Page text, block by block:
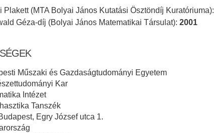
Plakett (MTA Bolyai János Kutatási Ösztöndíj Kuratóriuma):
Géza-díj (Bolyai János Matematikai Társulat): 2001
Műszaki és Gazdaságtudományi Egyetem
Kar
Intézet
Tanszék
Egry József utca 1.